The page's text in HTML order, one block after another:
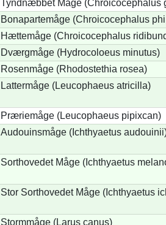
Tyndnæbbet Måge (Chroicocephalus
Bonapartemåge (Chroicocephalus
Hættemåge (Chroicocephalus
Dværgmåge (Hydrocoloeus minutus)
Rosenmåge (Rhodostethia rosea)
Lattermåge (Leucophaeus atricilla)
Præriemåge (Leucophaeus pipixcan)
Audouinsmåge (Ichthyaetus
Sorthovedet Måge (Ichthyaetus
Stor Sorthovedet Måge (Ichthyaetus
Stormmåge (Larus canus)